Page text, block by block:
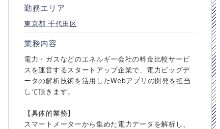
勤務エリア
東京都 千代田区
業務内容
電力・ガスなどのエネルギー会社の料金比較サービ
スを運営するスタートアップ企業で、電力ビッグデ
ータの解析技術を活用したWebアプリの開発を担当
して頂きます。
【具体的業務】
スマートメーターから集めた電力データを解析し、